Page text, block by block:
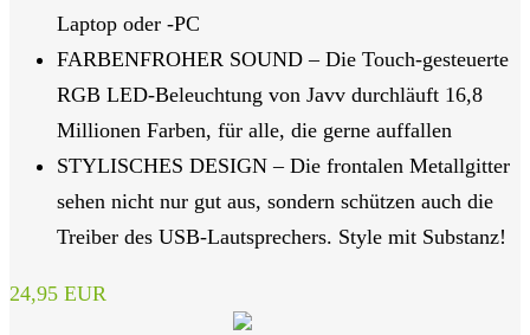
Laptop oder -PC
FARBENFROHER SOUND – Die Touch-gesteuerte
RGB LED-Beleuchtung von Javv durchläuft 16,8
Millionen Farben, für alle, die gerne auffallen
STYLISCHES DESIGN – Die frontalen Metallgitter
sehen nicht nur gut aus, sondern schützen auch die
Treiber des USB-Lautsprechers. Style mit Substanz!
24,95 EUR